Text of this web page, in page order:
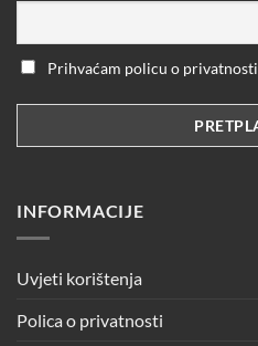
Prihvaćam policu o privatnosti
INFORMACIJE
Uvjeti korištenja
Polica o privatnosti